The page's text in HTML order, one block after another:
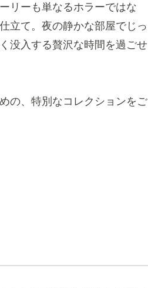
リーも単なるホラーではな
立て。夜の静かな部屋でじっ
没入する贅沢な時間を過ごせ
の、特別なコレクションをご